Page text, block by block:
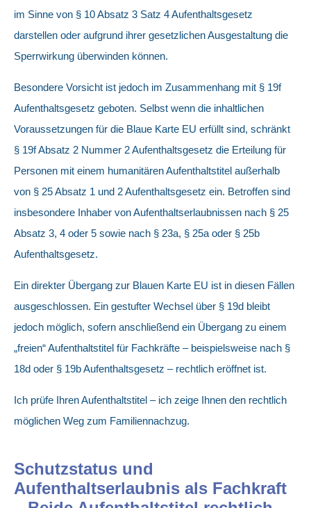
im Sinne von § 10 Absatz 3 Satz 4 Aufenthaltsgesetz
darstellen oder aufgrund ihrer gesetzlichen Ausgestaltung die
Sperrwirkung überwinden können.
Besondere Vorsicht ist jedoch im Zusammenhang mit § 19f
Aufenthaltsgesetz geboten. Selbst wenn die inhaltlichen
Voraussetzungen für die Blaue Karte EU erfüllt sind, schränkt
§ 19f Absatz 2 Nummer 2 Aufenthaltsgesetz die Erteilung für
Personen mit einem humanitären Aufenthaltstitel außerhalb
von § 25 Absatz 1 und 2 Aufenthaltsgesetz ein. Betroffen sind
insbesondere Inhaber von Aufenthaltserlaubnissen nach § 25
Absatz 3, 4 oder 5 sowie nach § 23a, § 25a oder § 25b
Aufenthaltsgesetz.
Ein direkter Übergang zur Blauen Karte EU ist in diesen Fällen
ausgeschlossen. Ein gestufter Wechsel über § 19d bleibt
jedoch möglich, sofern anschließend ein Übergang zu einem
„freien“ Aufenthaltstitel für Fachkräfte – beispielsweise nach §
18d oder § 19b Aufenthaltsgesetz – rechtlich eröffnet ist.
Ich prüfe Ihren Aufenthaltstitel – ich zeige Ihnen den rechtlich
möglichen Weg zum Familiennachzug.
Schutzstatus und
Aufenthaltserlaubnis als Fachkraft